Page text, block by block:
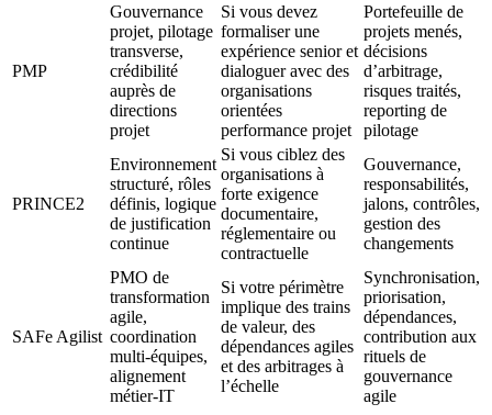
PMP
Gouvernance
projet, pilotage
transverse,
crédibilité
auprès de
directions
projet
Si vous devez
formaliser une
expérience senior et
dialoguer avec des
organisations
orientées
performance projet
Portefeuille de
projets menés,
décisions
d’arbitrage,
risques traités,
reporting de
pilotage
PRINCE2
Environnement
structuré, rôles
définis, logique
de justification
continue
Si vous ciblez des
organisations à
forte exigence
documentaire,
réglementaire ou
contractuelle
Gouvernance,
responsabilités,
jalons, contrôles,
gestion des
changements
SAFe Agilist
PMO de
transformation
agile,
coordination
multi-équipes,
alignement
métier-IT
Si votre périmètre
implique des trains
de valeur, des
dépendances agiles
et des arbitrages à
l’échelle
Synchronisation,
priorisation,
dépendances,
contribution aux
rituels de
gouvernance
agile